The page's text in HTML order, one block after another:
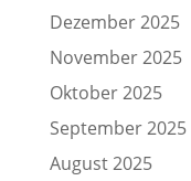
Dezember 2025
November 2025
Oktober 2025
September 2025
August 2025